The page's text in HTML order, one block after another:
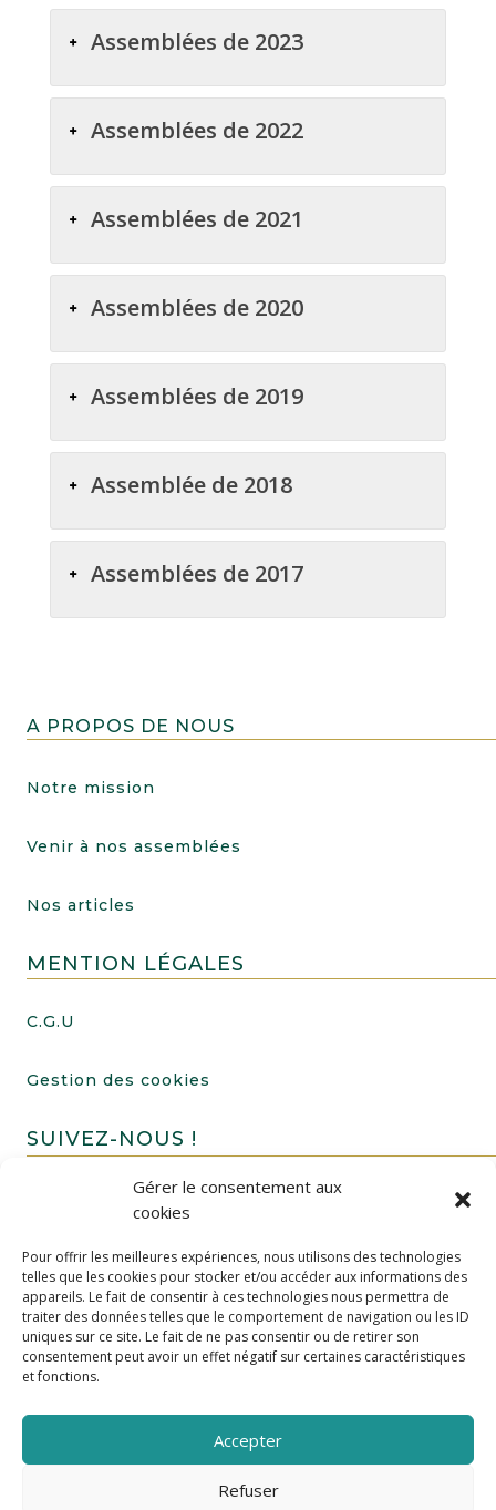
Gérer le consentement aux
cookies
Pour offrir les meilleures expériences, nous utilisons des technologies
telles que les cookies pour stocker et/ou accéder aux informations des
appareils. Le fait de consentir à ces technologies nous permettra de
traiter des données telles que le comportement de navigation ou les ID
uniques sur ce site. Le fait de ne pas consentir ou de retirer son
consentement peut avoir un effet négatif sur certaines caractéristiques
et fonctions.
Accepter
Refuser
Assemblées de 2023
Assemblées de 2022
Assemblées de 2021
Assemblées de 2020
Assemblées de 2019
Assemblée de 2018
Assemblées de 2017
A PROPOS DE NOUS
Notre mission
Venir à nos assemblées
Nos articles
MENTION LÉGALES
C.G.U
Gestion des cookies
SUIVEZ-NOUS !
FAIRE UN DON